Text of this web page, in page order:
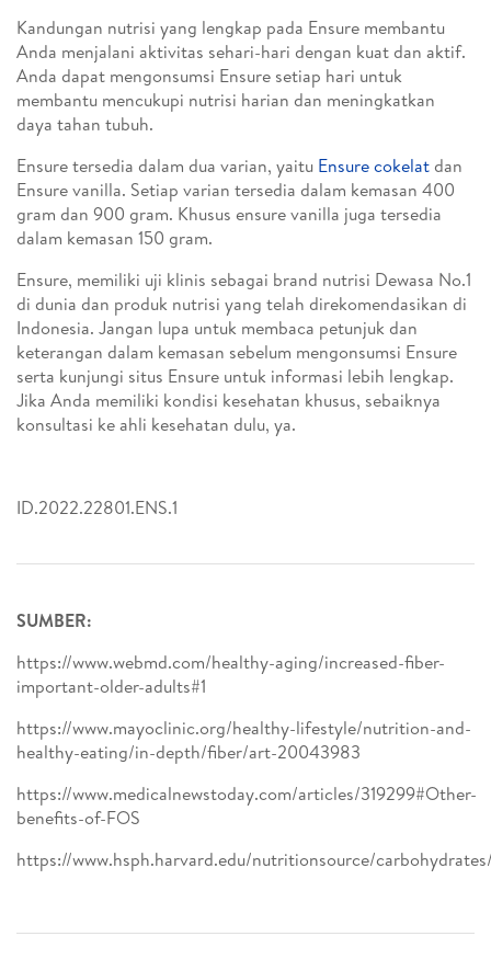
Kandungan nutrisi yang lengkap pada Ensure membantu
Anda menjalani aktivitas sehari-hari dengan kuat dan aktif.
Anda dapat mengonsumsi Ensure setiap hari untuk
membantu mencukupi nutrisi harian dan meningkatkan
daya tahan tubuh.
Ensure tersedia dalam dua varian, yaitu Ensure cokelatdan
Ensure vanilla. Setiap varian tersedia dalam kemasan 400
gram dan 900 gram. Khusus ensure vanilla juga tersedia
dalam kemasan 150 gram.
Ensure, memiliki uji klinis sebagai brand nutrisi Dewasa No.1
di dunia dan produk nutrisi yang telah direkomendasikan di
Indonesia. Jangan lupa untuk membaca petunjuk dan
keterangan dalam kemasan sebelum mengonsumsi Ensure
serta kunjungi situs Ensure untuk informasi lebih lengkap.
Jika Anda memiliki kondisi kesehatan khusus, sebaiknya
konsultasi ke ahli kesehatan dulu, ya.
ID.2022.22801.ENS.1
SUMBER:
https://www.webmd.com/healthy-aging/increased-fiber-
important-older-adults#1
https://www.mayoclinic.org/healthy-lifestyle/nutrition-and-
healthy-eating/in-depth/fiber/art-20043983
https://www.medicalnewstoday.com/articles/319299#Other-
benefits-of-FOS
https://www.hsph.harvard.edu/nutritionsource/